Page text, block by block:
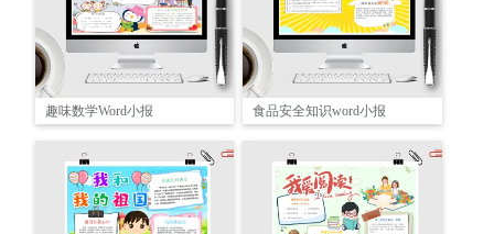
趣味数学Word小报 食品安全知识word小报